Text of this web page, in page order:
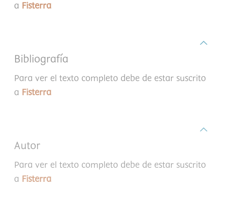
a Fisterra
Bibliografía
Para ver el texto completo debe de estar suscrito
a Fisterra
Autor
Para ver el texto completo debe de estar suscrito
a Fisterra